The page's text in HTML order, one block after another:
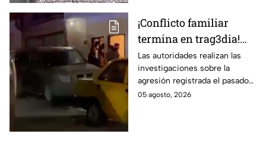
¡Conflicto familiar
termina en trag3dia!
Extranjero priva de la
vida a sus exsuegros y
excuñada: uno era de
Guanajuato
Las autoridades realizan las
investigaciones sobre la
agresión registrada el pasado
martes 4 de agosto.
05 agosto, 2026